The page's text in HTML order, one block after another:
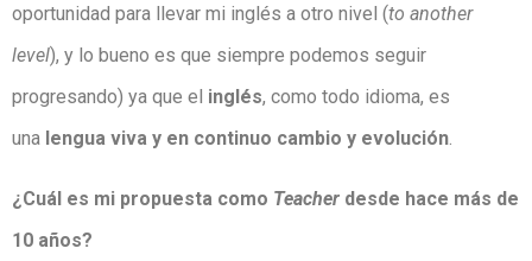
oportunidad para llevar mi inglés a otro nivel (to another
level), y lo bueno es que siempre podemos seguir
progresando) ya que el inglés, como todo idioma, es
una lengua viva y en continuo cambio y evolución
¿Cuál es mi propuesta como Teacher desde hace más de
10 años?